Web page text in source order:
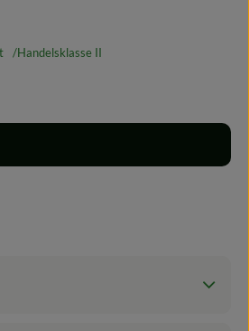
Handelsklasse II